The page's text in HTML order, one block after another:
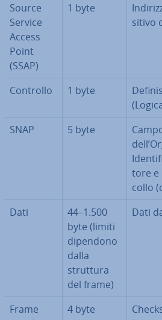
Source
Service
Access
Point
(SSAP)
1 byte
si­ti­vo
Controllo 1 byte
SNAP
5 byte
to­re
col­lo
Dati
44–1.500
byte (limiti
dipendono
dalla
struttura
del frame)
Dati
Frame
4 byte